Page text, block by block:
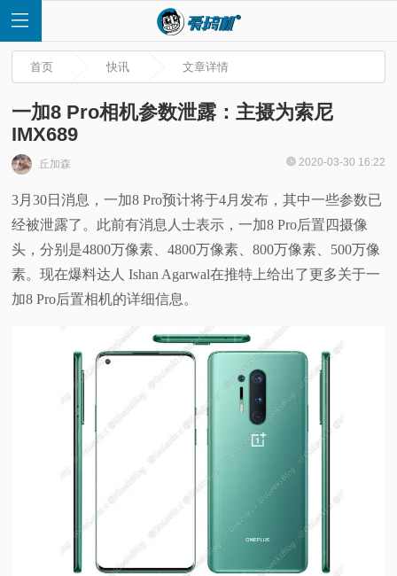
首
页
快
讯
首页 快讯 文章详情
一加8 Pro相机参数泄露：主摄为索尼
IMX689
丘加森 2020-03-30 16:22
3月30日消息，一加8 Pro预计将于4月发布，其中一些参数已
经被泄露了。此前有消息人士表示，一加8 Pro后置四摄像
头，分别是4800万像素、4800万像素、800万像素、500万像
素。现在爆料达人 Ishan Agarwal在推特上给出了更多关于一
加8 Pro后置相机的详细信息。